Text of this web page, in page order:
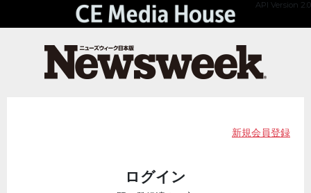
API Version 2.0
新規会員登録
ログイン